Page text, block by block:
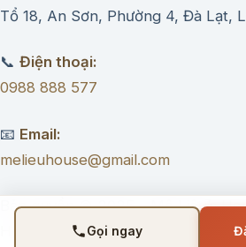
Tổ 18, An Sơn, Phường 4, Đà Lạt,
📞 Điện thoại:
0988 888 577
📧 Email:
melieuhouse@gmail.com
Bản quyền © 2025 – Mệ Liệu’s
Homestay Đà Lạt.
Gọi ngay